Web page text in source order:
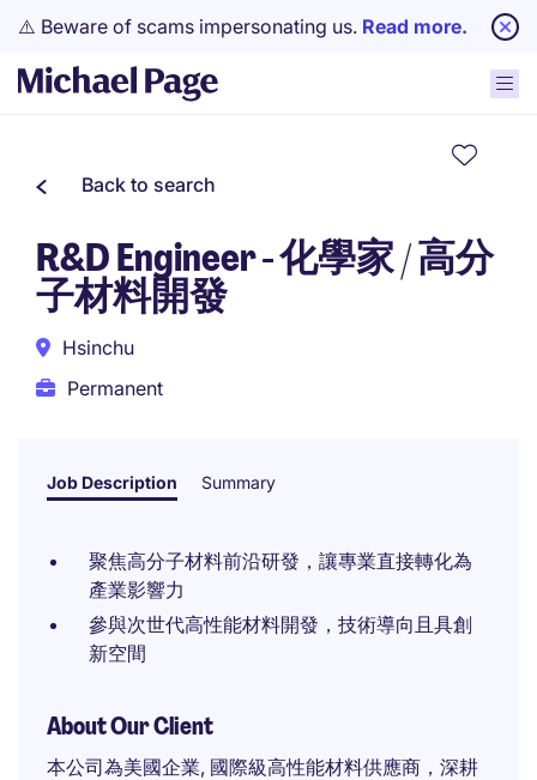
⚠️ Beware of scams impersonating us. Read more.
Back to search
R&D Engineer - 化學家 / 高分
子材料開發
Hsinchu
Permanent
Job Description Summary
聚焦高分子材料前沿研發，讓專業直接轉化為
產業影響力
參與次世代高性能材料開發，技術導向且具創
新空間
About Our Client
本公司為美國企業, 國際級高性能材料供應商，深耕